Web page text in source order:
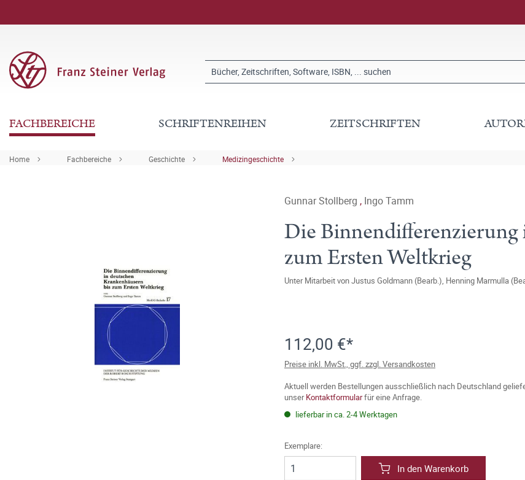
FACHBEREICHE SCHRIFTENREIHEN ZEITSCHRIFTEN
Home Fachbereiche Geschichte Medizingeschichte
Gunnar Stollberg , Ingo Tamm
Die Binnendifferenzierung
zum Ersten Weltkrieg
Unter Mitarbeit vonJustus Goldmann (Bearb.), Henning Marmulla
112,00 €*
Preise inkl. MwSt., ggf. zzgl. Versandkosten
Aktuell werden Bestellungen ausschließlich nach Deutschland
unserKontaktformularfür eine Anfrage.
lieferbar in ca. 2-4 Werktagen
Exemplare:
In den Warenkorb